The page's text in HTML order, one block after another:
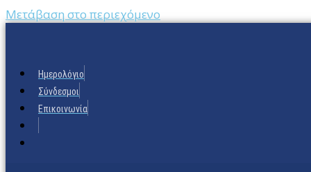
Μετάβαση στο περιεχόμενο
Ημερολόγιο
Σύνδεσμοι
Επικοινωνία